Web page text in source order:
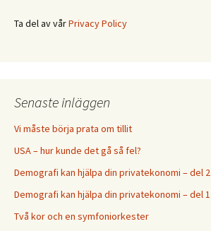
Ta del av vårPrivacy Policy
Senaste inläggen
Vi måste börja prata om tillit
USA – hur kunde det gå så fel?
Demografi kan hjälpa din privatekonomi – del 2
Demografi kan hjälpa din privatekonomi – del 1
Två kor och en symfoniorkester